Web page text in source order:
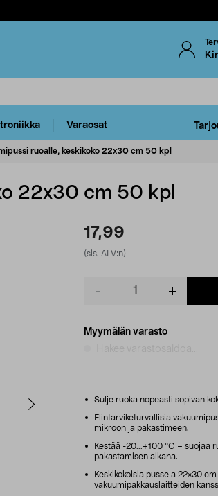
Varaosat
ruoalle, keskikoko 22x30 cm 50 kpl
22x30 cm 50 kpl
17,99
(sis. ALV:n)
Myymälän varasto
Sulje ruoka nopeasti sopivan
Elintarviketurvallisia
mikroon ja pakastimeen.
Kestää -20...+100 °C – suojaa
pakastamisen aikana.
Keskikokoisia pusseja 22×30
vakuumipakkauslaitteiden